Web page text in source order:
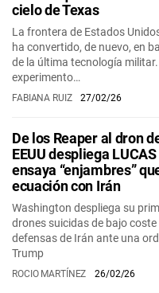
cielo de Texas
La frontera de Estados
ha convertido, de nuevo, en
de la última tecnología militar.
experimento…
FABIANA RUIZ 27/02/26
De los Reaper al dron
EEUU despliega
ensaya “enjambres”
ecuación con Irán
Washington despliega su
drones suicidas de bajo
defensas de Irán ante una
Trump
ROCIO MARTÍNEZ 26/02/26